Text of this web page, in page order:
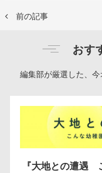
前の記事
おす
編集部が厳選した、今
『大地との遭遇